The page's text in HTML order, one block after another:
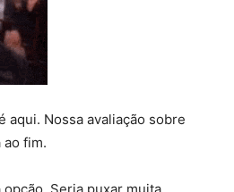
aqui. Nossa avaliação sobre
ao fim.
Seria puxar muita